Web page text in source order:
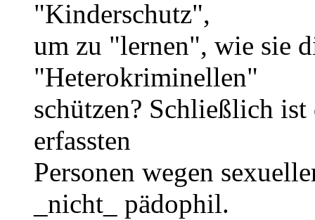
"Kinderschutz",
um zu "lernen", wie sie
"Heterokriminellen"
schützen? Schließlich
erfassten
Personen wegen
_nicht_ pädophil.